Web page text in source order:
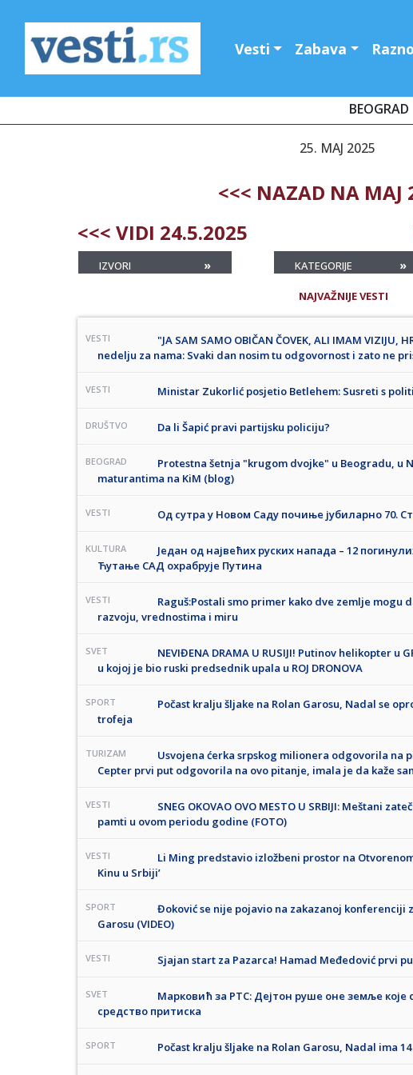
Vesti Zabava Razno
BEOGRAD
25. MAJ 2025
<<< NAZAD NA MAJ
<<< VIDI 24.5.2025
IZVORI » KATEGORIJE »
NAJVAŽNIJE VESTI
VESTI
"JA SAM SAMO OBIČAN ČOVEK, ALI IMAM VIZIJU,
nedelju za nama: Svaki dan nosim tu odgovornost i zato ne
VESTI Ministar Zukorlić posjetio Betlehem: Susreti s
DRUŠTVO Da li Šapić pravi partijsku policiju?
BEOGRAD
Protestna šetnja "krugom dvojke" u Beogradu, u
maturantima na KiM (blog)
VESTI Од сутра у Новом Саду почиње јубиларно 70.
KULTURA
Један од највећих руских напада – 12
Ћутање САД охрабрује Путина
VESTI
Raguš:Postali smo primer kako dve zemlje mogu
razvoju, vrednostima i miru
SVET
NEVIĐENA DRAMA U RUSIJI! Putinov helikopter u
u kojoj je bio ruski predsednik upala u ROJ DRONOVA
SPORT
Počast kralju šljake na Rolan Garosu, Nadal se
trofeja
TURIZAM
Usvojena ćerka srpskog milionera odgovorila na
Cepter prvi put odgovorila na ovo pitanje, imala je da kaže
VESTI
SNEG OKOVAO OVO MESTO U SRBIJI: Meštani
pamti u ovom periodu godine (FOTO)
VESTI
Li Ming predstavio izložbeni prostor na
Kinu u Srbiji’
SPORT
Đoković se nije pojavio na zakazanoj konferenciji
Garosu (VIDEO)
VESTI Sjajan start za Pazarca! Hamad Međedović prvi
SVET
Марковић за РТС: Дејтон руше оне земље које
средство притиска
SPORT Počast kralju šljake na Rolan Garosu, Nadal ima